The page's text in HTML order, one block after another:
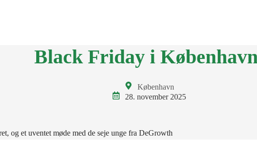
Black Friday i
København
28. november 2025
og et uventet møde med de seje unge fra DeGrowth